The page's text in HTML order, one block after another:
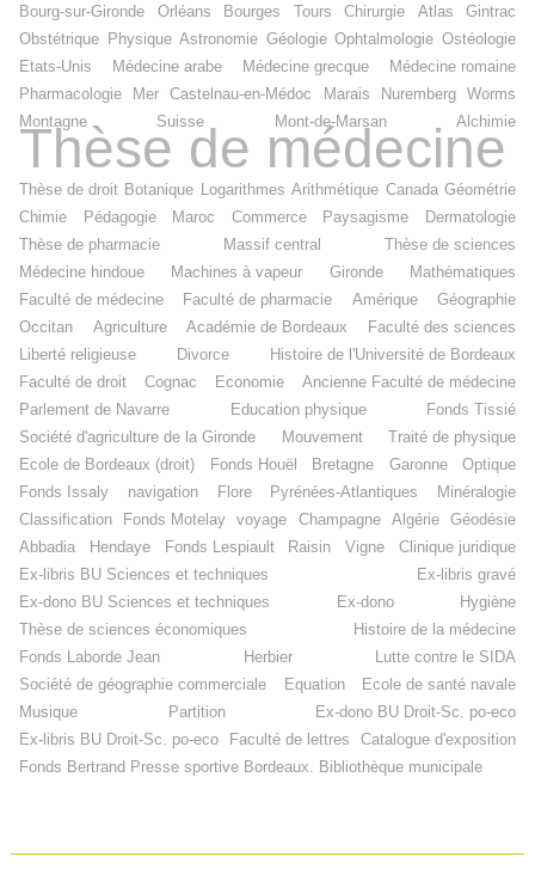
Bourg-sur-Gironde
Orléans Bourges Tours Chirurgie Atlas
Gintrac
Obstétrique Physique Astronomie Géologie Ophtalmologie Ostéologie
Etats-Unis
Médecine arabe Médecine grecque
Médecine romaine
Pharmacologie
Mer Castelnau-en-Médoc Marais Nuremberg
Worms
Montagne
Suisse Mont-de-Marsan Alchimie
Thèse de médecine
Thèse de droit Botanique Logarithmes Arithmétique Canada Géométrie
Chimie
Pédagogie Maroc Commerce Paysagisme
Dermatologie
Thèse de pharmacie
Massif central
Thèse de sciences
Médecine hindoue
Machines à vapeur Gironde
Mathématiques
Faculté de médecine
Faculté de pharmacie Amérique
Géographie
Occitan
Agriculture Académie de Bordeaux
Faculté des sciences
Liberté religieuse
Divorce
Histoire de l'Université de Bordeaux
Faculté de droit
Cognac Economie
Ancienne Faculté de médecine
Parlement de Navarre
Education physique
Fonds Tissié
Société d'agriculture de la Gironde
Mouvement
Traité de physique
Ecole de Bordeaux (droit)
Fonds Houël Bretagne Garonne
Optique
Fonds Issaly
navigation Flore Pyrénées-Atlantiques
Minéralogie
Classification
Fonds Motelay voyage Champagne Algérie
Géodésie
Abbadia
Hendaye Fonds Lespiault Raisin Vigne
Clinique juridique
Ex-libris BU Sciences et techniques
Ex-libris gravé
Ex-dono BU Sciences et techniques
Ex-dono
Hygiène
Thèse de sciences économiques
Histoire de la médecine
Fonds Laborde Jean
Herbier
Lutte contre le SIDA
Société de géographie commerciale
Equation
Ecole de santé navale
Musique
Partition
Ex-dono BU Droit-Sc. po-eco
Ex-libris BU Droit-Sc. po-eco
Faculté de lettres
Catalogue d'exposition
Fonds Bertrand Presse sportive Bordeaux. Bibliothèque municipale